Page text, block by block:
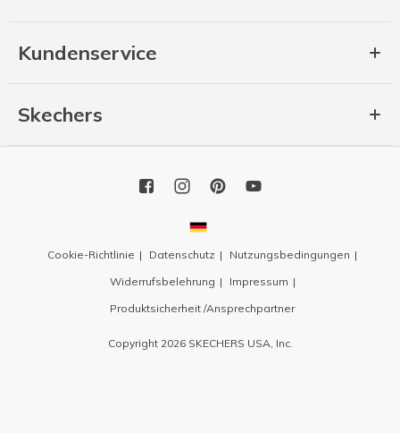
Kundenservice
Skechers
Cookie-Richtlinie Datenschutz
Nutzungsbedingungen
Widerrufsbelehrung
Impressum
Produktsicherheit /Ansprechpartner
Copyright 2026 SKECHERS USA, Inc.